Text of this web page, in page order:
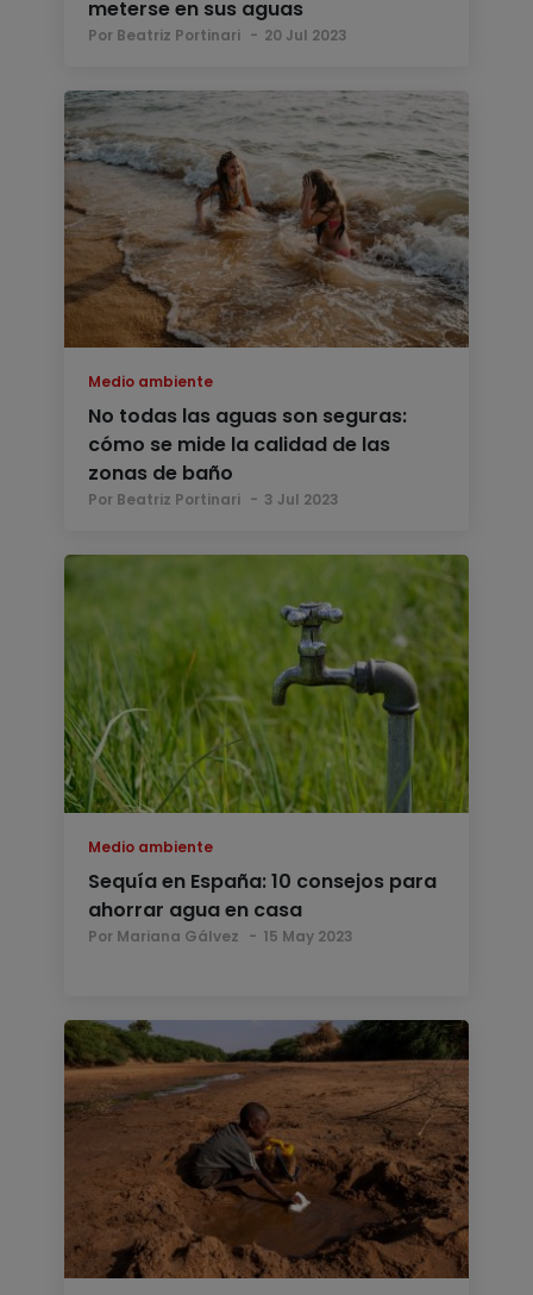
meterse en sus aguas
Por Beatriz Portinari 20 Jul 2023
Medio ambiente
No todas las aguas son seguras:
cómo se mide la calidad de las
zonas de baño
Por Beatriz Portinari 3 Jul 2023
Medio ambiente
Sequía en España: 10 consejos para
ahorrar agua en casa
Por Mariana Gálvez 15 May 2023